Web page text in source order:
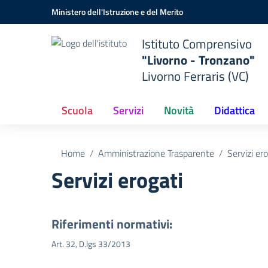
Vai ai contenuti
Vai al menu di navigazioneMinistero dell'Istruzione e del Merito
Istituto Comprensivo
"Livorno - Tronzano"
Livorno Ferraris (VC)
Scuola Servizi Novità Didattica
Home Amministrazione Trasparente Servizi
Servizi erogati
Riferimenti normativi:
Art. 32, D.lgs 33/2013